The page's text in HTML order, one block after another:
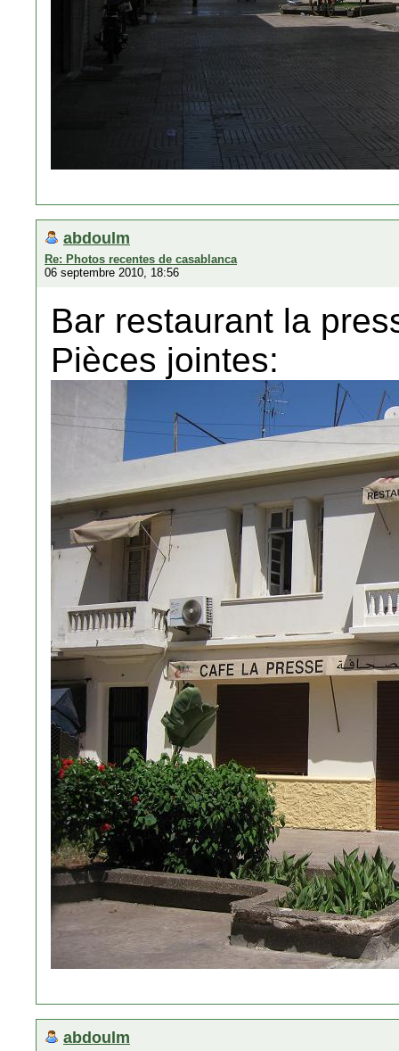
abdoulm
Re: Photos recentes de casablanca
06 septembre 2010, 18:56
Bar restaurant la
Pièces jointes:
abdoulm